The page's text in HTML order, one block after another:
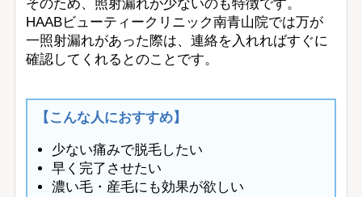
そのため、照射漏れが少ないのも特徴です。
HAABビューティークリニック南青山院では万が
一照射漏れがあった際は、連絡を入れればすぐに
確認してくれるとのことです。
【こんな人におすすめ】
少ない痛みで脱毛したい
早く完了させたい
濃い毛・産毛にも効果が欲しい